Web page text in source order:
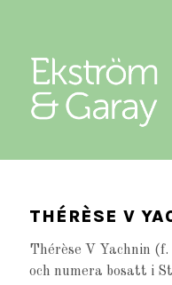
THÉRÈSE V
Thérèse V Yachnin
och numera bosatt i